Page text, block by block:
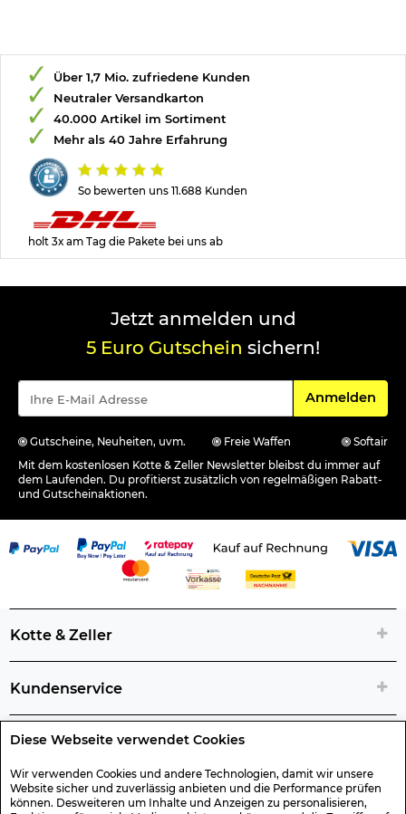
Diese Webseite verwendet Cookies
Wir verwenden Cookies und andere Technologien, damit wir unsere
Website sicher und zuverlässig anbieten und die Performance prüfen
können. Desweiteren um Inhalte und Anzeigen zu personalisieren,
So bewerten uns 11.688 Kunden
Über 1,7 Mio. zufriedene Kunden
Neutraler Versandkarton
40.000 Artikel im Sortiment
Mehr als 40 Jahre Erfahrung
holt 3x am Tag die Pakete bei uns ab
Jetzt anmelden und
5 Euro Gutschein sichern!
Für den
Anmelden
Gutscheine, Neuheiten, uvm. Freie Waffen
Softair
Mit dem kostenlosen Kotte & Zeller Newsletter bleibst du immer auf
dem Laufenden. Du profitierst zusätzlich von regelmäßigen Rabatt-
und Gutscheinaktionen.
Kotte & Zeller
Kundenservice
Rechtliche Artikelinfos
Geschenk-Gutscheine